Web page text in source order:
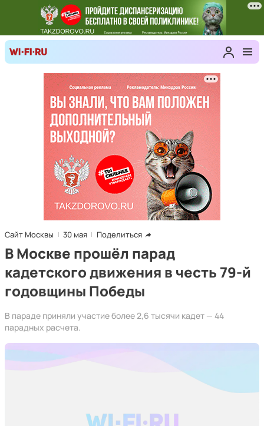
Сайт Москвы 30 мая Поделиться
В Москве прошёл парад
кадетского движения в честь 79-й
годовщины Победы
В параде приняли участие более 2,6 тысячи кадет — 44
парадных расчета.